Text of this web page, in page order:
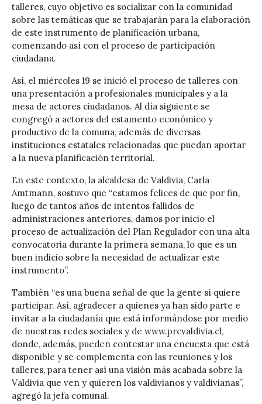
talleres, cuyo objetivo es socializar con la comunidad
sobre las temáticas que se trabajarán para la elaboración
de este instrumento de planificación urbana,
comenzando así con el proceso de participación
ciudadana.
Así, el miércoles 19 se inició el proceso de talleres con
una presentación a profesionales municipales y a la
mesa de actores ciudadanos. Al día siguiente se
congregó a actores del estamento económico y
productivo de la comuna, además de diversas
instituciones estatales relacionadas que puedan aportar
a la nueva planificación territorial.
En este contexto, la alcaldesa de Valdivia, Carla
Amtmann, sostuvo que “estamos felices de que por fin,
luego de tantos años de intentos fallidos de
administraciones anteriores, damos por inicio el
proceso de actualización del Plan Regulador con una alta
convocatoria durante la primera semana, lo que es un
buen indicio sobre la necesidad de actualizar este
instrumento”.
También “es una buena señal de que la gente sí quiere
participar. Así, agradecer a quienes ya han sido parte e
invitar a la ciudadanía que está informándose por medio
de nuestras redes sociales y de www.prcvaldivia.cl,
donde, además, pueden contestar una encuesta que está
disponible y se complementa con las reuniones y los
talleres, para tener así una visión más acabada sobre la
Valdivia que ven y quieren los valdivianos y valdivianas”,
agregó la jefa comunal.